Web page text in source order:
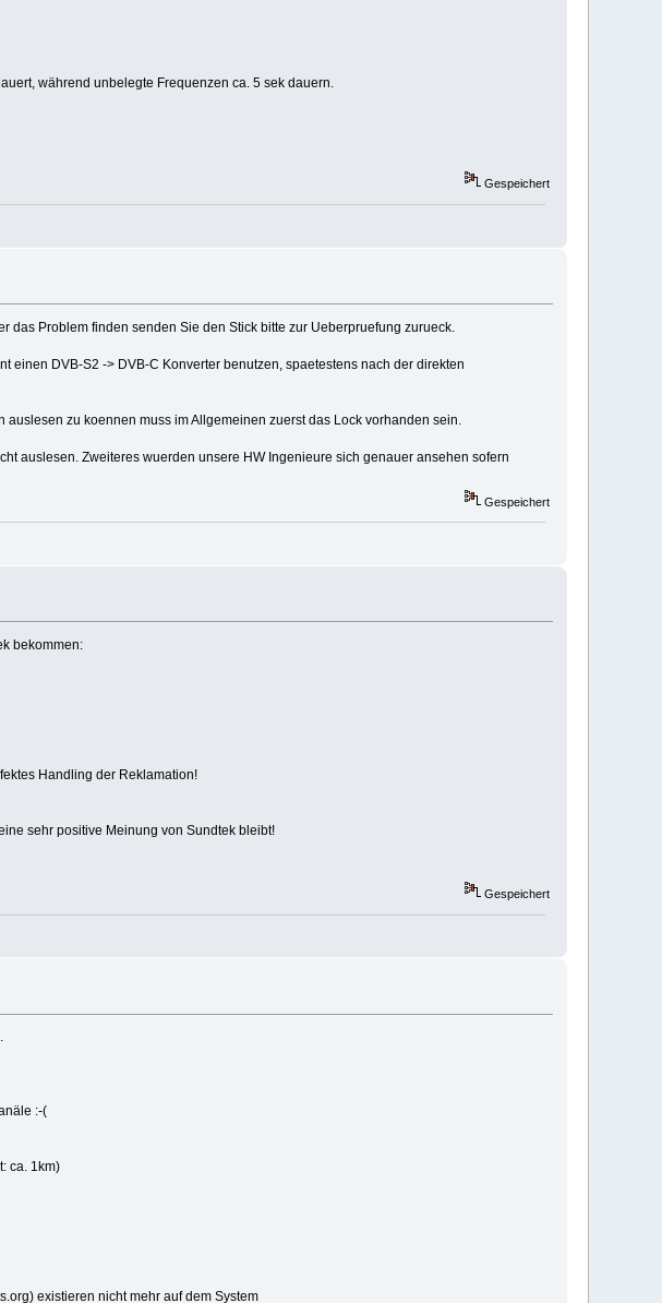
während unbelegte Frequenzen ca. 5 sek dauern.
Gespeichert
Problem finden senden Sie den Stick bitte zur Ueberpruefung zurueck.
DVB-S2 -> DVB-C Konverter benutzen, spaetestens nach der direkten
zu koennen muss im Allgemeinen zuerst das Lock vorhanden sein.
auslesen. Zweiteres wuerden unsere HW Ingenieure sich genauer ansehen sofern
Gespeichert
bekommen:
Handling der Reklamation!
sehr positive Meinung von Sundtek bleibt!
Gespeichert
:-(
ca. 1km)
existieren nicht mehr auf dem System